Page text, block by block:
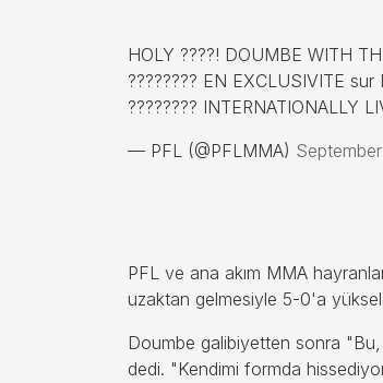
HOLY ????! DOUMBE WITH
???????? EN EXCLUSIVITE
???????? INTERNATIONALLY
— PFL (@PFLMMA)
PFL ve ana akım MMA
uzaktan gelmesiyle 5-0'a
Doumbe galibiyetten sonra "Bu,
dedi. "Kendimi formda